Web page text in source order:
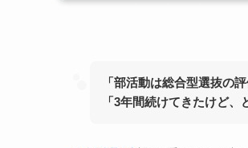
「部活動は総合型選抜の
「3年間続けてきたけど、